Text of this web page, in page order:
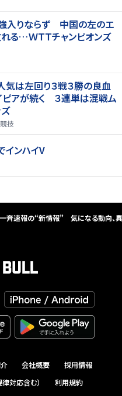
強入りならず 中国の左のエ
る…ＷＴＴチャンピオンズ
人気は左回り３戦３勝の良血
アが続く ３連単は混戦ム
技
インハイV
斉速報の“新情報” 気になる動向、
会社概要
採用情報
対応含む）
利用規約